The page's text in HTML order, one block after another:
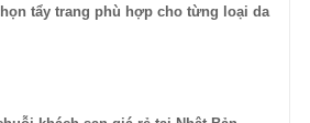
tẩy trang phù hợp cho từng loại da